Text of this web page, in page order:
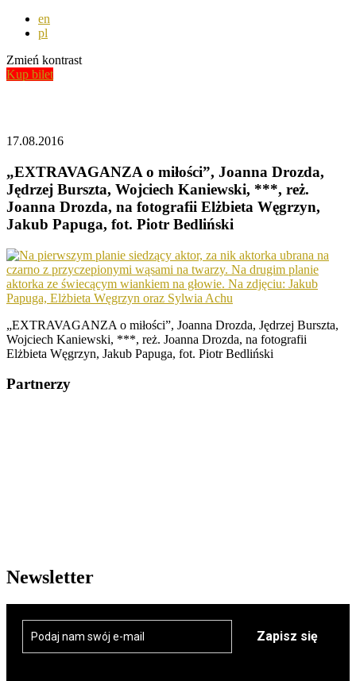
en
pl
Zmień kontrast
Kup bilet
17.08.2016
„EXTRAVAGANZA o miłości”, Joanna Drozda,
Jędrzej Burszta, Wojciech Kaniewski, ***, reż.
Joanna Drozda, na fotografii Elżbieta Węgrzyn,
Jakub Papuga, fot. Piotr Bedliński
„EXTRAVAGANZA o miłości”, Joanna Drozda, Jędrzej Burszta,
Wojciech Kaniewski, ***, reż. Joanna Drozda, na fotografii
Elżbieta Węgrzyn, Jakub Papuga, fot. Piotr Bedliński
Partnerzy
Newsletter
Zapisz się